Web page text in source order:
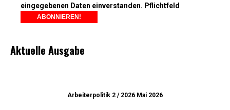
eingegebenen Daten einverstanden. Pflichtfeld
Aktuelle Ausgabe
Arbeiterpolitik 2 / 2026 Mai 2026